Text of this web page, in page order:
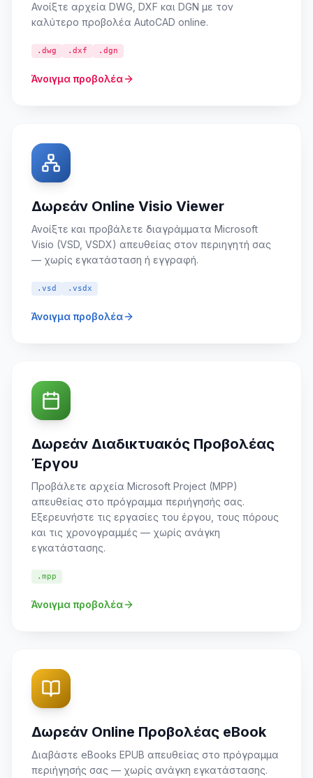
Ανοίξτε αρχεία DWG, DXF και DGN με τον
καλύτερο προβολέα AutoCAD online.
.dwg .dxf .dgn
Άνοιγμα προβολέα
Δωρεάν Online Visio Viewer
Ανοίξτε και προβάλετε διαγράμματα Microsoft
Visio (VSD, VSDX) απευθείας στον περιηγητή σας
— χωρίς εγκατάσταση ή εγγραφή.
.vsd .vsdx
Άνοιγμα προβολέα
Δωρεάν Διαδικτυακός Προβολέας
Έργου
Προβάλετε αρχεία Microsoft Project (MPP)
απευθείας στο πρόγραμμα περιήγησής σας.
Εξερευνήστε τις εργασίες του έργου, τους πόρους
και τις χρονογραμμές — χωρίς ανάγκη
εγκατάστασης.
.mpp
Άνοιγμα προβολέα
Δωρεάν Online Προβολέας eBook
Διαβάστε eBooks EPUB απευθείας στο πρόγραμμα
περιήγησής σας — χωρίς ανάγκη εγκατάστασης.